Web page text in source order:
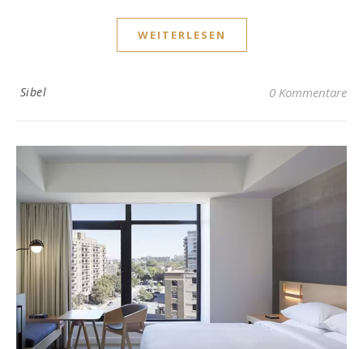
WEITERLESEN
Sibel 0 Kommentare